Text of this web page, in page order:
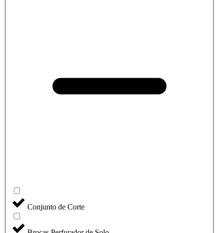
Conjunto de Corte